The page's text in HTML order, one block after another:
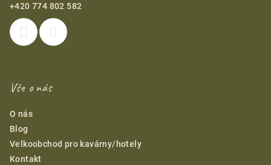
+420 774 802 582
Vše o nás
O nás
Blog
Velkoobchod pro kavárny/hotely
Kontakt